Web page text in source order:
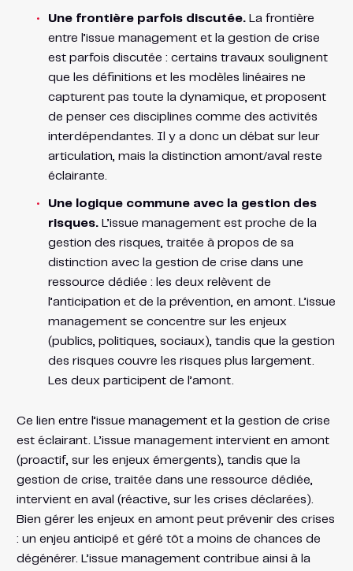
Une frontière parfois discutée.La frontière
entre l’issue management et la gestion de crise
est parfois discutée : certains travaux soulignent
que les définitions et les modèles linéaires ne
capturent pas toute la dynamique, et proposent
de penser ces disciplines comme des activités
interdépendantes. Il y a donc un débat sur leur
articulation, mais la distinction amont/aval reste
éclairante.
Une logique commune avec la gestion des
risques.L’issue management est proche de la
gestion des risques, traitée à propos de sa
distinction avec la gestion de crise dans une
ressource dédiée : les deux relèvent de
l’anticipation et de la prévention, en amont. L’issue
management se concentre sur les enjeux
(publics, politiques, sociaux), tandis que la gestion
des risques couvre les risques plus largement.
Les deux participent de l’amont.
Ce lien entre l’issue management et la gestion de crise
est éclairant. L’issue management intervient en amont
(proactif, sur les enjeux émergents), tandis que la
gestion de crise, traitée dans une ressource dédiée,
intervient en aval (réactive, sur les crises déclarées).
Bien gérer les enjeux en amont peut prévenir des crises
: un enjeu anticipé et géré tôt a moins de chances de
dégénérer. L’issue management contribue ainsi à la